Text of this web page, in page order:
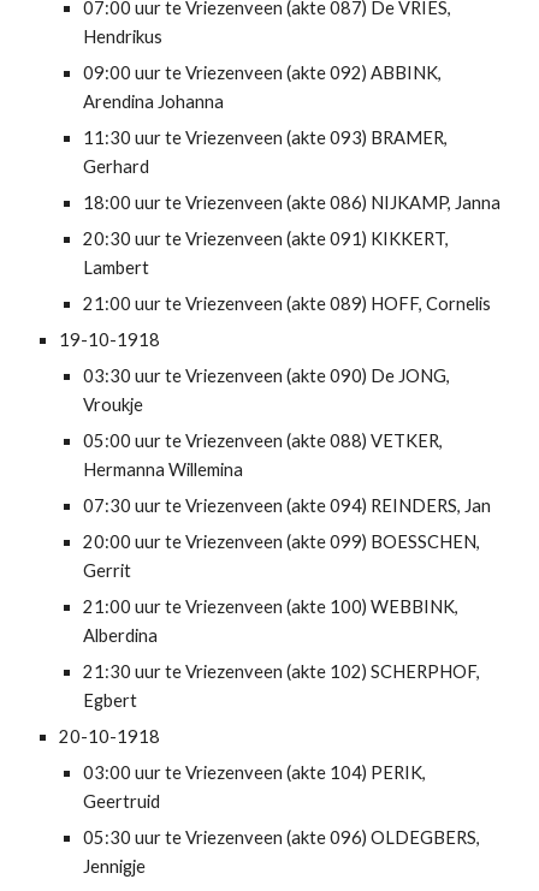
07:00 uur te Vriezenveen (akte 087) De VRIES,
Hendrikus
09:00 uur te Vriezenveen (akte 092) ABBINK,
Arendina Johanna
11:30 uur te Vriezenveen (akte 093) BRAMER,
Gerhard
18:00 uur te Vriezenveen (akte 086) NIJKAMP, Janna
20:30 uur te Vriezenveen (akte 091) KIKKERT,
Lambert
21:00 uur te Vriezenveen (akte 089) HOFF, Cornelis
19-10-1918
03:30 uur te Vriezenveen (akte 090) De JONG,
Vroukje
05:00 uur te Vriezenveen (akte 088) VETKER,
Hermanna Willemina
07:30 uur te Vriezenveen (akte 094) REINDERS, Jan
20:00 uur te Vriezenveen (akte 099) BOESSCHEN,
Gerrit
21:00 uur te Vriezenveen (akte 100) WEBBINK,
Alberdina
21:30 uur te Vriezenveen (akte 102) SCHERPHOF,
Egbert
20-10-1918
03:00 uur te Vriezenveen (akte 104) PERIK,
Geertruid
05:30 uur te Vriezenveen (akte 096) OLDEGBERS,
Jennigje